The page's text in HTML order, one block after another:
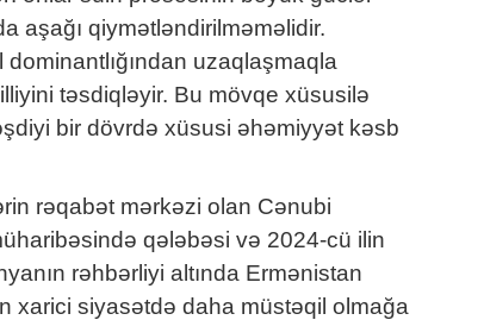
aşağı qiymətləndirilməməlidir.
uzaqlaşmaqla
təsdiqləyir. Bu mövqe xüsusilə
bir dövrdə xüsusi əhəmiyyət kəsb
rəqabət mərkəzi olan Cənubi
qələbəsi və 2024-cü ilin
rəhbərliyi altında Ermənistan
xarici siyasətdə daha müstəqil olmağa